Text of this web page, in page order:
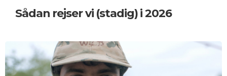
Sådan rejser vi (stadig) i 2026